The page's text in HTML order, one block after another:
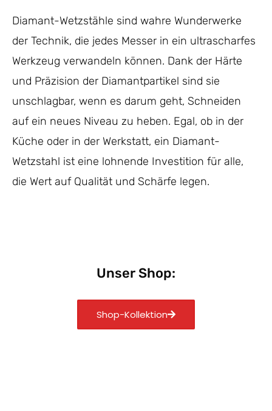
Diamant-Wetzstähle sind wahre Wunderwerke
der Technik, die jedes Messer in ein ultrascharfes
Werkzeug verwandeln können. Dank der Härte
und Präzision der Diamantpartikel sind sie
unschlagbar, wenn es darum geht, Schneiden
auf ein neues Niveau zu heben. Egal, ob in der
Küche oder in der Werkstatt, ein Diamant-
Wetzstahl ist eine lohnende Investition für alle,
die Wert auf Qualität und Schärfe legen.
Unser Shop:
Shop-Kollektion